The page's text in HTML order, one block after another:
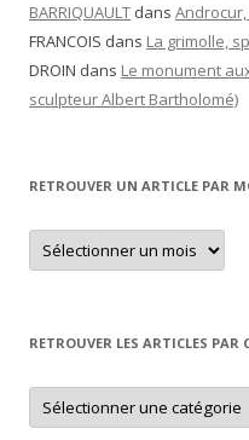
BARRIQUAULT dans
FRANCOIS dans La grimolle,
DROIN dans Le monument
sculpteur Albert Bartholomé)
RETROUVER UN ARTICLE PAR
Retrouver
un
article
RETROUVER LES ARTICLES PAR
Retrouver
les
articles